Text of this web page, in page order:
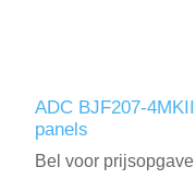
ADC BJF207-
panels
Bel voor prijsopgave